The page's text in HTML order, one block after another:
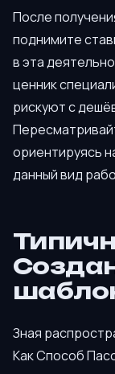
После
поднимите
в эта
ценник
рискуют с
ориентируясь
данный вид
Зная
Как Способ